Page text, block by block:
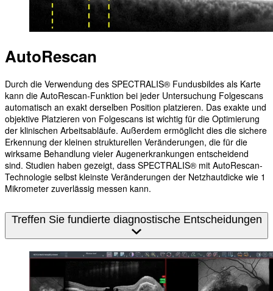
AutoRescan
Durch die Verwendung des SPECTRALIS® Fundusbildes als Karte
kann die AutoRescan-Funktion bei jeder Untersuchung Folgescans
automatisch an exakt derselben Position platzieren. Das exakte und
objektive Platzieren von Folgescans ist wichtig für die Optimierung
der klinischen Arbeitsabläufe. Außerdem ermöglicht dies die sichere
Erkennung der kleinen strukturellen Veränderungen, die für die
wirksame Behandlung vieler Augenerkrankungen entscheidend
sind. Studien haben gezeigt, dass SPECTRALIS® mit AutoRescan-
Technologie selbst kleinste Veränderungen der Netzhautdicke wie 1
Mikrometer zuverlässig messen kann.
Treffen Sie fundierte diagnostische Entscheidungen